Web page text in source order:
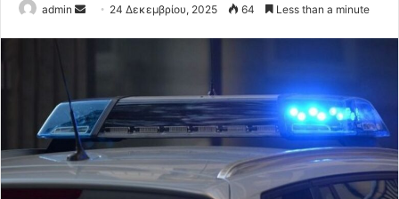
admin
Send 24 Δεκεμβρίου, 2025 64 Less than a minute